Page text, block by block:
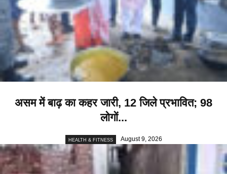
असम में बाढ़ का कहर जारी, 12 जिले प्रभावित; 98
लोगों...
HEALTH & FITNESS August 9, 2026